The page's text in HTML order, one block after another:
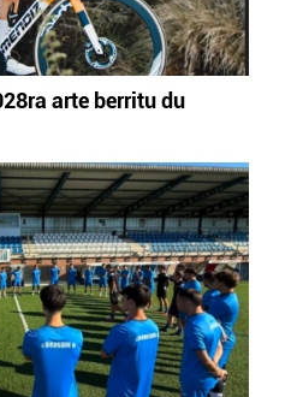
arte berritu du